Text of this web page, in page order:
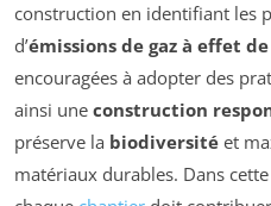
construction en identifiant les
d’émissions de gaz à effet
encouragées à adopter des
ainsi une construction
préserve la biodiversité et
matériaux durables. Dans cette